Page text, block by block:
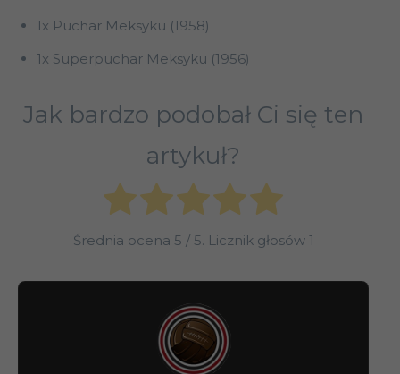
1x Puchar Meksyku (1958)
1x Superpuchar Meksyku (1956)
Jak bardzo podobał Ci się ten
artykuł?
Średnia ocena 5 / 5. Licznik głosów 1